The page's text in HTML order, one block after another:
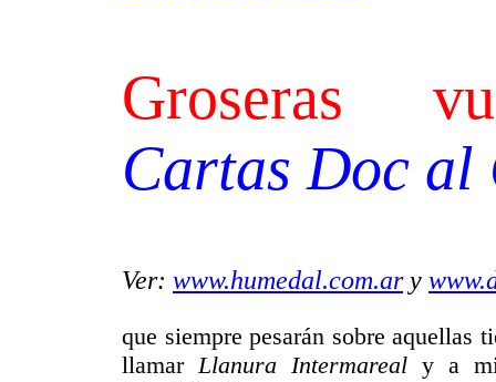
Groseras
Cartas Doc
Ver: www.humedal.com.ary
que siempre pesarán sobre aquellas
llamarLlanura Intermareal y a